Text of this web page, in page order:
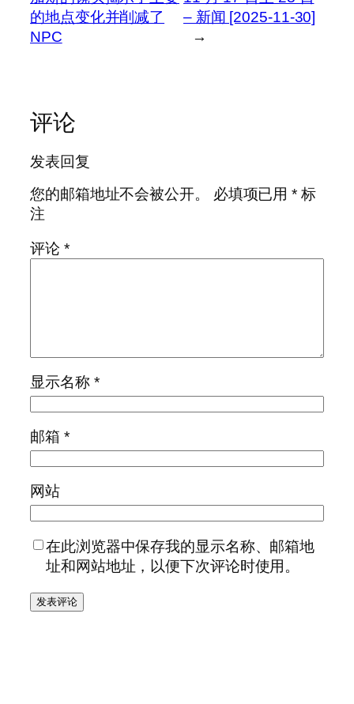
的地点变化并削减了
NPC
– 新闻 [2025-11-30]
→
评论
发表回复
您的邮箱地址不会被公开。
必填项已用* 标
注
评论 *
显示名称 *
邮箱 *
网站
在此浏览器中保存我的显示名称、邮箱地
址和网站地址，以便下次评论时使用。